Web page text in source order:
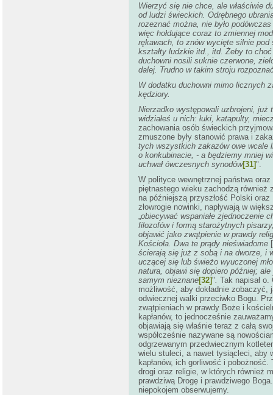
Wierzyć się nie chce, ale właściwie
od ludzi świeckich. Odrębnego
rozeznać można, nie było
więc hołdujące coraz to zmiennej
rękawach, to znów wycięte silnie pod
kształty ludzkie itd., itd. Żeby to
duchowni nosili suknie czerwone,
dalej. Trudno w takim stroju
W dodatku duchowni mimo licznych
kędziory.
Nierzadko występowali uzbrojeni, już
widziałeś u nich: łuki, katapulty,
zachowania osób świeckich
zmuszone były stanowić prawa i
tych wszystkich zakazów owe wcale
o konkubinacie, - a będziemy mniej
uchwał ówczesnych synodów[31]".
W polityce wewnętrznej państwa
piętnastego wieku zachodzą również
na późniejszą przyszłość Polski
złowrogie nowinki, napływają w
„obiecywać wspaniałe zjednoczenie
filozofów i formą starożytnych
objawić jako zwątpienie w prawdy
Kościoła. Dwa te prądy nieświadome
ścierają się już z sobą i na dworze, i
uczącej się lub świeżo wyuczonej
natura, objawi się dopiero później;
samym nieznane[32]". Tak napisał
możliwość, aby dokładnie zobaczyć,
odwiecznej walki przeciwko Bogu.
zwątpieniach w prawdy Boże i
kapłanów, to jednocześnie
objawiają się właśnie teraz z całą
współcześnie nazywane są
odgrzewanym przedwiecznym
wielu stuleci, a nawet tysiącleci, aby
kapłanów, ich gorliwość i
drogi oraz religie, w których również
prawdziwą Drogę i prawdziwego
niepokojem obserwujemy.